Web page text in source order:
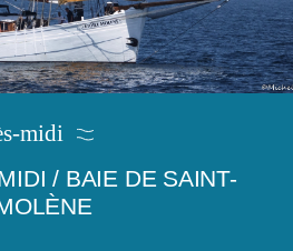
midi
/ BAIE DE SAINT-